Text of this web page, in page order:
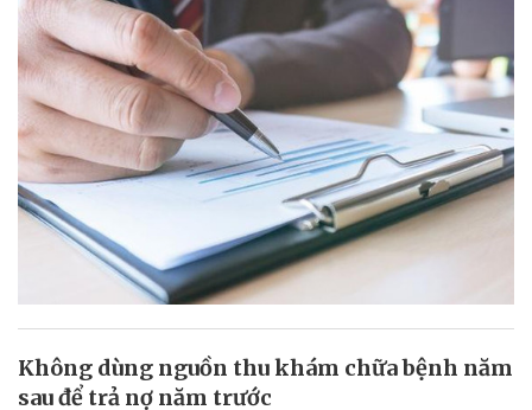
Không dùng nguồn thu khám chữa bệnh năm
sau để trả nợ năm trước